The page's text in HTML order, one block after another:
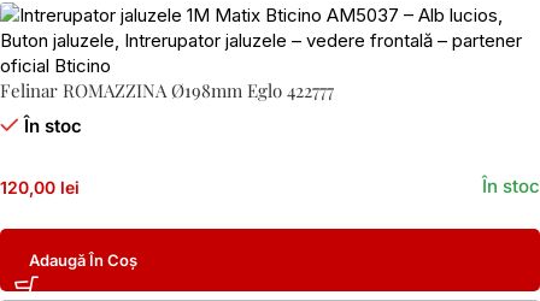
Felinar ROMAZZINA Ø198mm Eglo 422777
În stoc
120,00 lei În stoc
Adaugă În Coș